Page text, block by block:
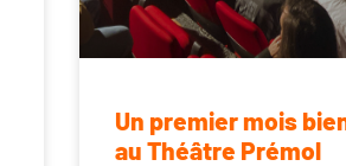
Un premier mois
au Théâtre Prémol